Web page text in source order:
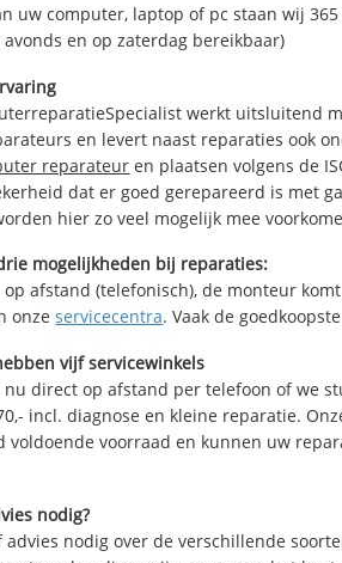
uw computer, laptop of pc staan wij
avonds en op zaterdag bereikbaar)
werkt uitsluitend
en levert naast reparaties ook
reparateur en plaatsen volgens de
dat er goed gerepareerd is met
hier zo veel mogelijk mee
mogelijkheden bij reparaties:
afstand (telefonisch), de monteur
onzeservicecentra. Vaak de
vijf servicewinkels
nu direct op afstand per telefoon of we
incl. diagnose en kleine reparatie.
voldoende voorraad en kunnen uw
nodig?
nodig over de verschillende